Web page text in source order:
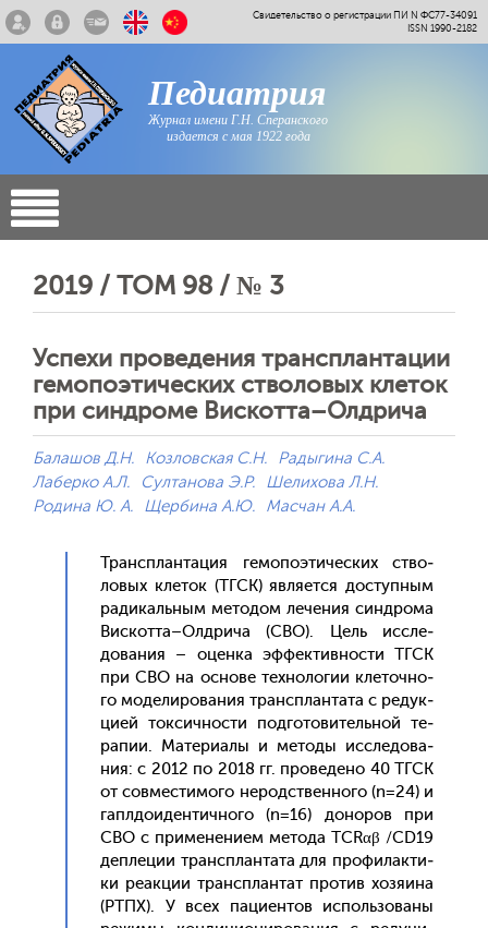
Свидетельство о регистрации ПИ N ФС77-34091
ISSN 1990-2182
Педиатрия
Журнал имени Г.Н. Сперанского
издается с мая 1922 года
2019 / ТОМ 98 / № 3
Успехи проведения трансплантации
гемопоэтических стволовых клеток
при синдроме Вискотта–Олдрича
Балашов Д.Н. Козловская С.Н.
Радыгина С.А.
Лаберко А.Л.
Султанова Э.Р.
Шелихова Л.Н.
Родина Ю. А.
Щербина А.Ю. Масчан А.А.
Транс­план­та­ция ге­мопо­эти­чес­ких ство­
ловых кле­ток (ТГСК) яв­ля­ет­ся дос­тупным
ра­дикаль­ным ме­тодом ле­чения син­дро­ма
Вис­котта–Ол­дри­ча (СВО). Цель ис­сле­
дова­ния – оцен­ка эф­фектив­ности ТГСК
при СВО на ос­но­ве тех­но­логии кле­точ­но­
го мо­дели­рова­ния транс­план­та­та с ре­дук­
ци­ей ток­сичнос­ти под­го­тови­тель­ной те­
рапии. Ма­тери­алы и ме­тоды ис­сле­дова­
ния: с 2012 по 2018 гг. про­веде­но 40 ТГСК
от сов­мести­мого не­родс­твен­но­го (n=24) и
гап­лдо­иден­тично­го (n=16) до­норов при
СВО с при­мене­ни­ем ме­тода TCRαβ /CD19
деп­ле­ции транс­план­та­та для про­филак­ти­
ки ре­ак­ции транс­план­тат про­тив хо­зя­ина
(РТПХ). У всех па­ци­ен­тов ис­поль­зо­ваны